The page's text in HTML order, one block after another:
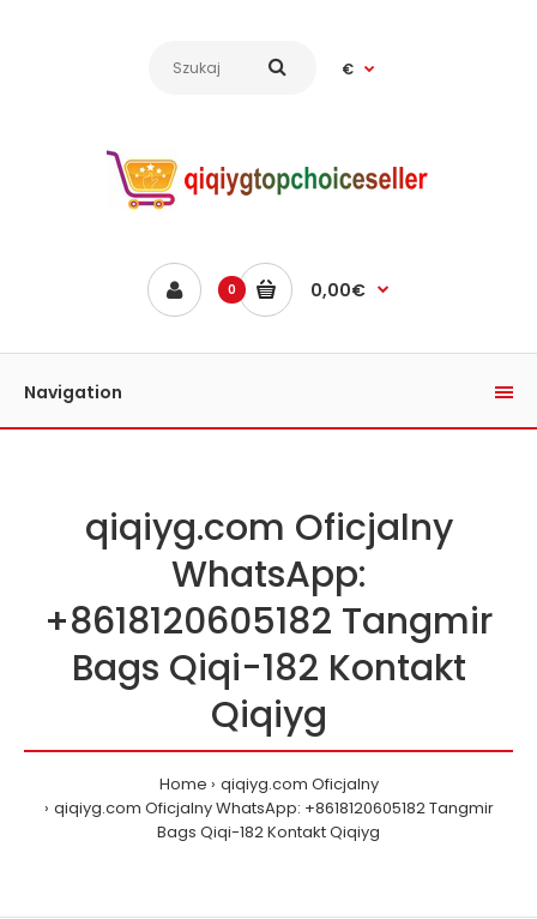
€
0 0,00€
Navigation
qiqiyg.com Oficjalny
WhatsApp:
+8618120605182 Tangmir
Bags Qiqi-182 Kontakt
Qiqiyg
Home
qiqiyg.com Oficjalny
qiqiyg.com Oficjalny WhatsApp: +8618120605182 Tangmir
Bags Qiqi-182 Kontakt Qiqiyg